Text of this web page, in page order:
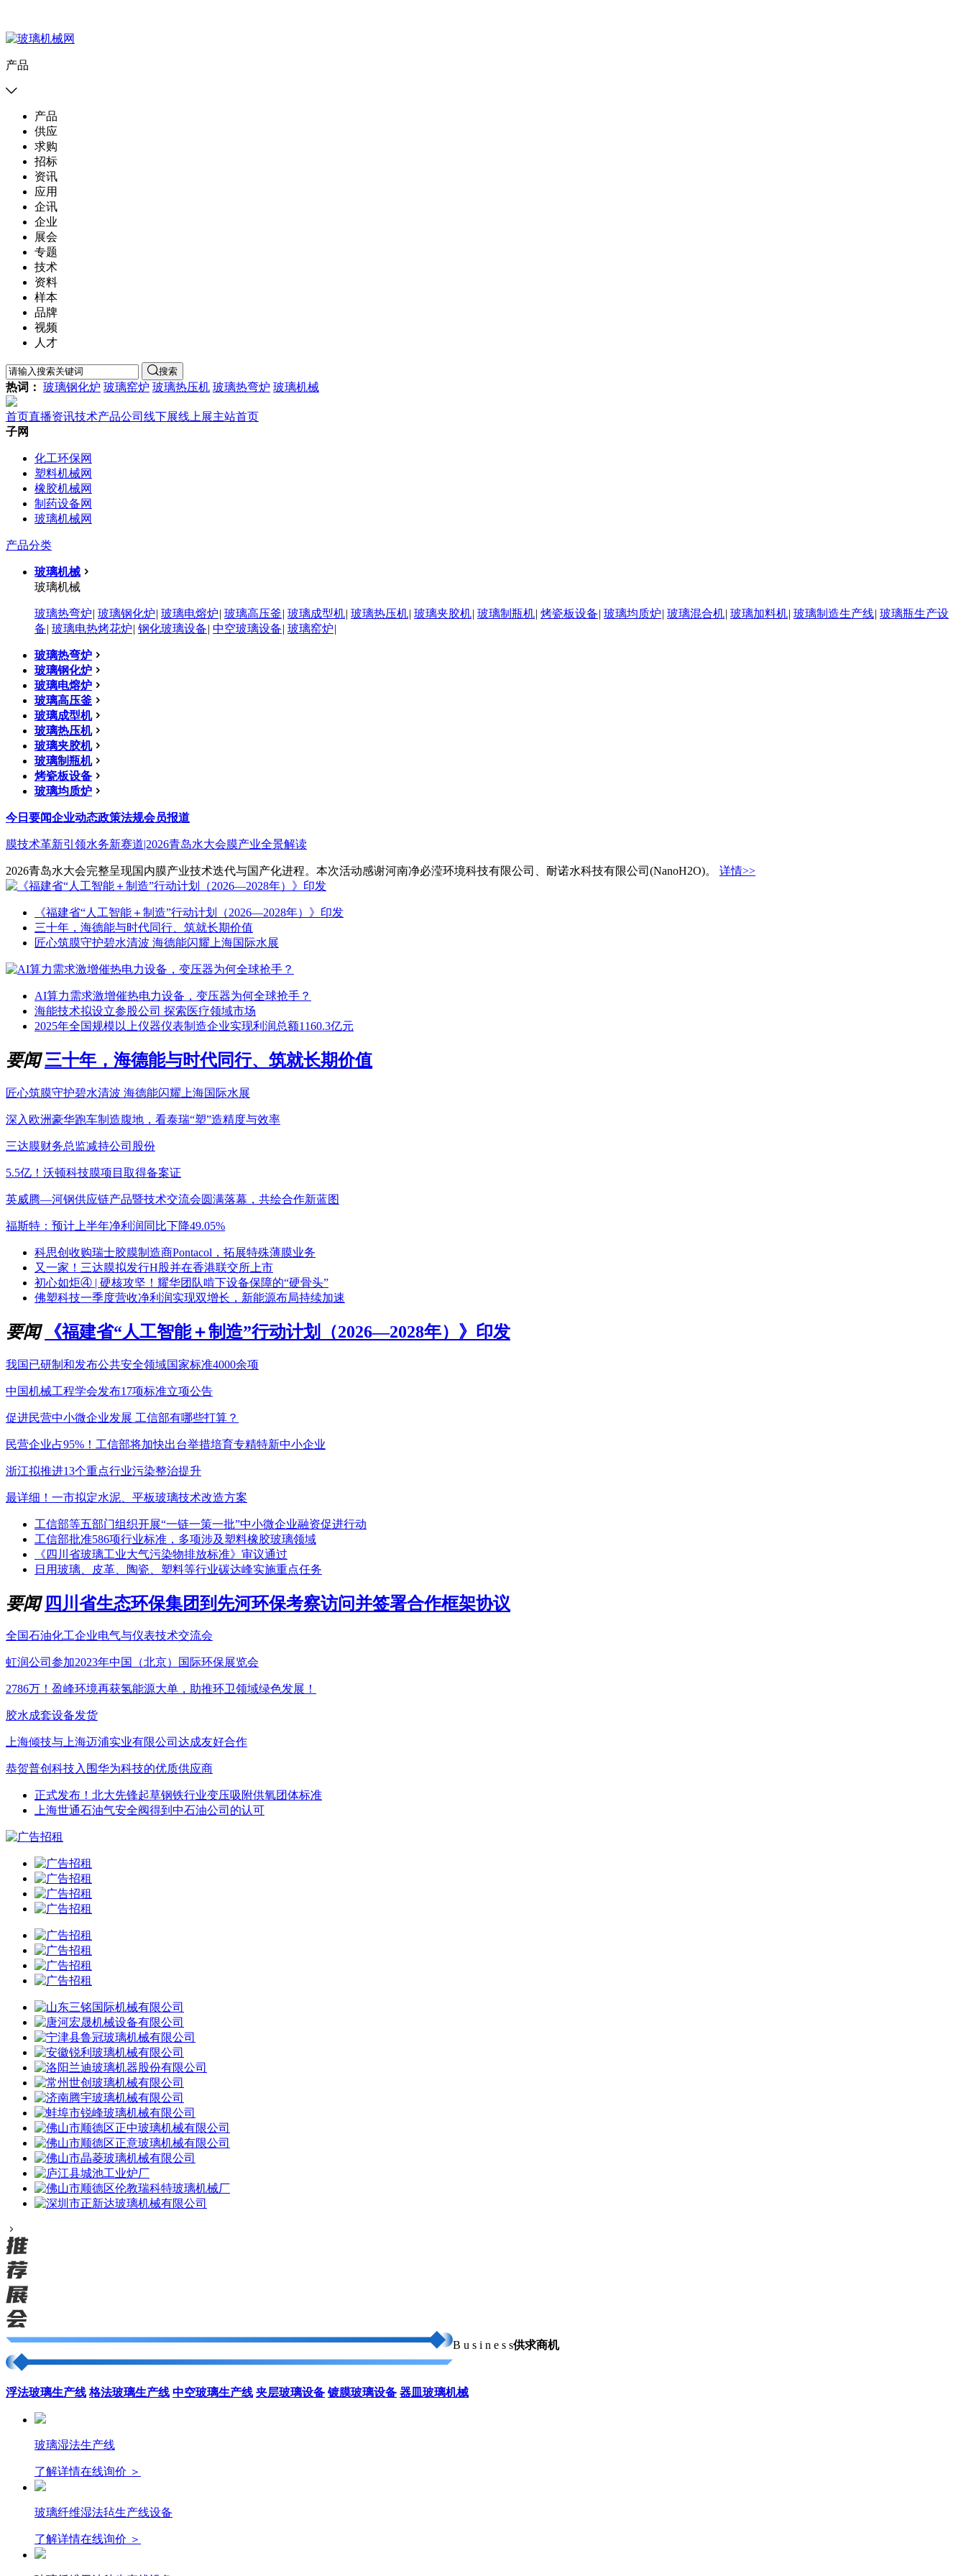
产品

产品
供应
求购
招标
资讯
应用
企讯
企业
展会
专题
技术
资料
样本
品牌
视频
人才
搜索
热词： 玻璃钢化炉 玻璃窑炉 玻璃热压机 玻璃热弯炉 玻璃机械
首页直播资讯技术产品公司 线下展线上展主站首页
子网
化工环保网
塑料机械网
橡胶机械网
制药设备网
玻璃机械网
产品分类
玻璃机械
玻璃机械
玻璃热弯炉| 玻璃钢化炉| 玻璃电熔炉| 玻璃高压釜| 玻璃成型机| 玻璃热压机| 玻璃夹胶机| 玻璃制瓶机| 烤瓷板设备| 玻璃均质炉| 玻璃混合机| 玻璃加料机| 玻璃制造生产线| 玻璃瓶生产设
备| 玻璃电热烤花炉| 钢化玻璃设备| 中空玻璃设备| 玻璃窑炉|
玻璃热弯炉
玻璃钢化炉
玻璃电熔炉
玻璃高压釜
玻璃成型机
玻璃热压机
玻璃夹胶机
玻璃制瓶机
烤瓷板设备
玻璃均质炉
今日要闻企业动态政策法规会员报道
膜技术革新引领水务新赛道|2026青岛水大会膜产业全景解读
2026青岛水大会完整呈现国内膜产业技术迭代与国产化进程。本次活动感谢河南净必滢环境科技有限公司、耐诺水科技有限公司(NanoH2O)。 详情>>
《福建省“人工智能＋制造”行动计划（2026—2028年）》印发
三十年，海德能与时代同行、筑就长期价值
匠心筑膜守护碧水清波 海德能闪耀上海国际水展
AI算力需求激增催热电力设备，变压器为何全球抢手？
海能技术拟设立参股公司 探索医疗领域市场
2025年全国规模以上仪器仪表制造企业实现利润总额1160.3亿元
要闻 三十年，海德能与时代同行、筑就长期价值
匠心筑膜守护碧水清波 海德能闪耀上海国际水展
深入欧洲豪华跑车制造腹地，看泰瑞“塑”造精度与效率
三达膜财务总监减持公司股份
5.5亿！沃顿科技膜项目取得备案证
英威腾—河钢供应链产品暨技术交流会圆满落幕，共绘合作新蓝图
福斯特：预计上半年净利润同比下降49.05%
科思创收购瑞士胶膜制造商Pontacol，拓展特殊薄膜业务
又一家！三达膜拟发行H股并在香港联交所上市
初心如炬④ | 硬核攻坚！耀华团队啃下设备保障的“硬骨头”
佛塑科技一季度营收净利润实现双增长，新能源布局持续加速
要闻 《福建省“人工智能＋制造”行动计划（2026—2028年）》印发
我国已研制和发布公共安全领域国家标准4000余项
中国机械工程学会发布17项标准立项公告
促进民营中小微企业发展 工信部有哪些打算？
民营企业占95%！工信部将加快出台举措培育专精特新中小企业
浙江拟推进13个重点行业污染整治提升
最详细！一市拟定水泥、平板玻璃技术改造方案
工信部等五部门组织开展“一链一策一批”中小微企业融资促进行动
工信部批准586项行业标准，多项涉及塑料橡胶玻璃领域
《四川省玻璃工业大气污染物排放标准》审议通过
日用玻璃、皮革、陶瓷、塑料等行业碳达峰实施重点任务
要闻 四川省生态环保集团到先河环保考察访问并签署合作框架协议
全国石油化工企业电气与仪表技术交流会
虹润公司参加2023年中国（北京）国际环保展览会
2786万！盈峰环境再获氢能源大单，助推环卫领域绿色发展！
胶水成套设备发货
上海倾技与上海迈浦实业有限公司达成友好合作
恭贺普创科技入围华为科技的优质供应商
正式发布！北大先锋起草钢铁行业变压吸附供氧团体标准
上海世通石油气安全阀得到中石油公司的认可
B u s i n e s s供求商机
浮法玻璃生产线 格法玻璃生产线 中空玻璃生产线 夹层玻璃设备 镀膜玻璃设备 器皿玻璃机械
玻璃湿法生产线
了解详情在线询价 ＞
玻璃纤维湿法毡生产线设备
了解详情在线询价 ＞